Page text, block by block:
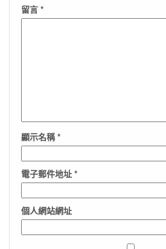
留言 *
顯示名稱*
電子郵件地址 *
個人網站網址